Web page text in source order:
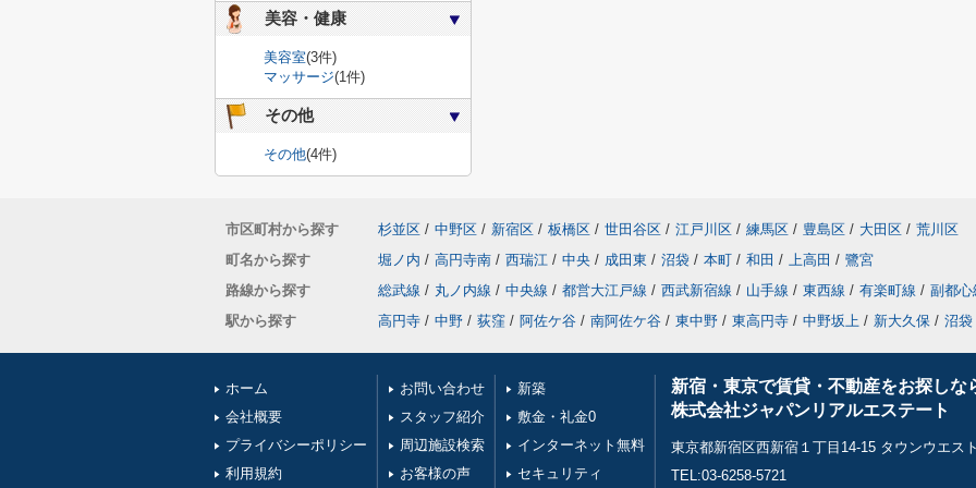
美容・健康
美容室(3件)
マッサージ(1件)
その他
その他(4件)
市区町村から探す 杉並区 / 中野区 / 新宿区 / 板橋区 / 世田谷区 / 江戸川区 / 練馬区 / 豊島区 / 大田区 / 荒川区
町名から探す
堀ノ内 / 高円寺南 / 西瑞江 / 中央 / 成田東 / 沼袋 / 本町 / 和田 / 上高田 / 鷺宮
路線から探す
総武線 / 丸ノ内線 / 中央線 / 都営大江戸線 / 西武新宿線 / 山手線 / 東西線 / 有楽町線 / 副都心
駅から探す
高円寺 / 中野 / 荻窪 / 阿佐ケ谷 / 南阿佐ケ谷 / 東中野 / 東高円寺 / 中野坂上 / 新大久保 / 沼袋
ホーム
会社概要
プライバシーポリシー
利用規約
お問い合わせ
スタッフ紹介
周辺施設検索
お客様の声
新築
敷金・礼金0
インターネット無料
セキュリティ
新宿・東京で賃貸・不動産をお探しな
株式会社ジャパンリアルエステート
東京都新宿区西新宿１丁目14-15 タウンウエス
TEL:03-6258-5721